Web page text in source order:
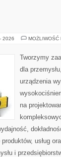
2026 MOŻLIWOŚĆ
Tworzymy
dla
urządzenia
na
usług
i